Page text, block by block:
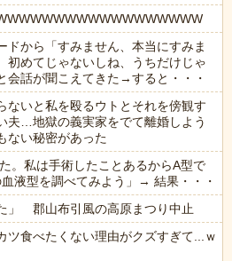
ドから「すみません、本当にすみま
初めてじゃないしね、うちだけじゃ
会話が聞こえてきた→すると・・・
ないと私を殴るウトとそれを傍観す
夫…地獄の義実家をでて離婚しよう
ない秘密があった
。私は手術したことあるからA型で
液型を調べてみよう」→ 結果・・・
」 郡山布引風の高原まつり中止
ツ食べたくない理由がクズすぎて...ｗ